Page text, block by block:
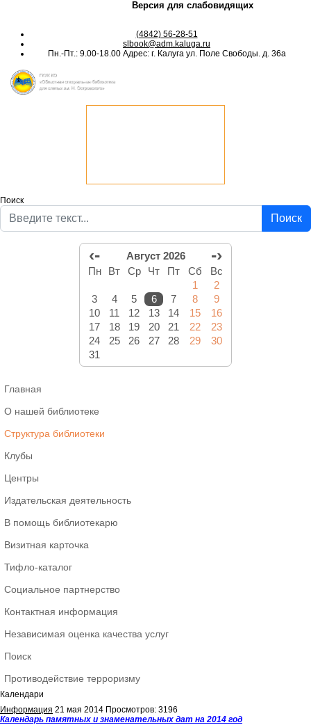
Версия для слабовидящих
(4842) 56-28-51
slbook@adm.kaluga.ru
Пн.-Пт.: 9.00-18.00 Адрес: г. Калуга ул. Поле Свободы. д. 36а
Поиск
Поиск
‹- Август 2026 -›
Пн Вт Ср Чт Пт Сб
Вс
1
2
3
4 5 6 7 8
9
10
11 12 13 14 15
16
17
18 19 20 21 22
23
24
25 26 27 28 29
30
31
Главная
О нашей библиотеке
Структура библиотеки
Клубы
Центры
Издательская деятельность
В помощь библиотекарю
Визитная карточка
Тифло-каталог
Социальное партнерство
Контактная информация
Независимая оценка качества услуг
Поиск
Противодействие терроризму
Календари
Информация 21 мая 2014 Просмотров: 3196
Календарь памятных и знаменательных дат на 2014 год